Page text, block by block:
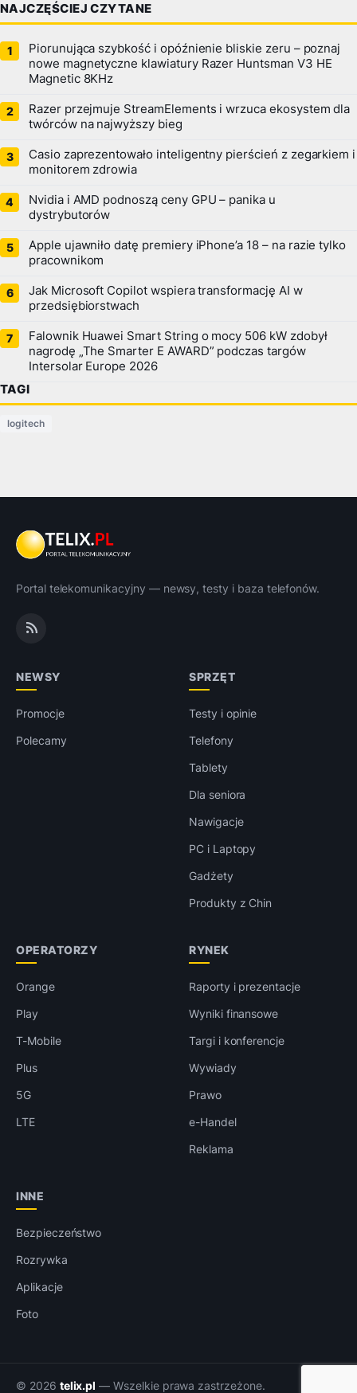
NAJCZĘŚCIEJ CZYTANE
Piorunująca szybkość i opóźnienie bliskie zeru – poznaj
nowe magnetyczne klawiatury Razer Huntsman V3 HE
Magnetic 8KHz
Razer przejmuje StreamElements i wrzuca ekosystem dla
twórców na najwyższy bieg
Casio zaprezentowało inteligentny pierścień z zegarkiem i
monitorem zdrowia
Nvidia i AMD podnoszą ceny GPU – panika u
dystrybutorów
Apple ujawniło datę premiery iPhone’a 18 – na razie tylko
pracownikom
Jak Microsoft Copilot wspiera transformację AI w
przedsiębiorstwach
Falownik Huawei Smart String o mocy 506 kW zdobył
nagrodę „The Smarter E AWARD” podczas targów
Intersolar Europe 2026
TAGI
logitech
Portal telekomunikacyjny — newsy, testy i baza telefonów.
NEWSY
Promocje
Polecamy
SPRZĘT
Testy i opinie
Telefony
Tablety
Dla seniora
Nawigacje
PC i Laptopy
Gadżety
Produkty z Chin
OPERATORZY
Orange
Play
T-Mobile
Plus
5G
LTE
RYNEK
Raporty i prezentacje
Wyniki finansowe
Targi i konferencje
Wywiady
Prawo
e-Handel
Reklama
INNE
Bezpieczeństwo
Rozrywka
Aplikacje
Foto
© 2026 telix.pl — Wszelkie prawa zastrzeżone.